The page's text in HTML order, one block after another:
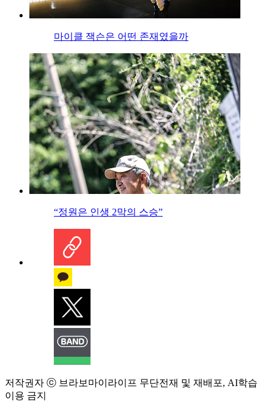
마이클 잭슨은 어떤 존재였을까
“정원은 인생 2막의 스승”
저작권자 ⓒ 브라보마이라이프 무단전재 및 재배포, AI학습
이용 금지